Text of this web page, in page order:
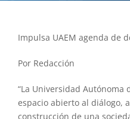
Impulsa UAEM agenda de
Por Redacción
“La Universidad Autónoma
espacio abierto al diálogo,
construcción de una